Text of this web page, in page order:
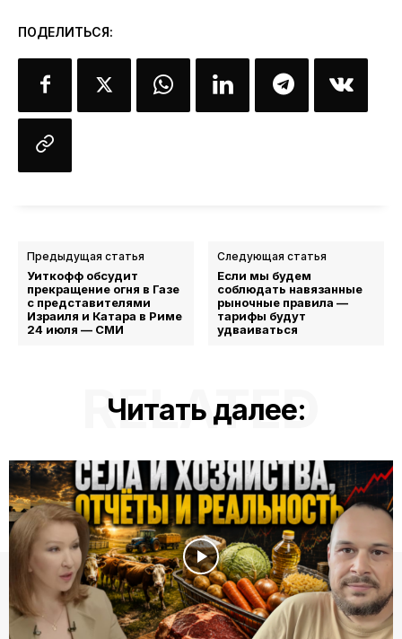
ПОДЕЛИТЬСЯ:
Предыдущая статья
Уиткофф обсудит
прекращение огня в Газе
с представителями
Израиля и Катара в Риме
24 июля — СМИ
Следующая статья
Если мы будем
соблюдать навязанные
рыночные правила —
тарифы будут
удваиваться
Читать далее:
RELATED